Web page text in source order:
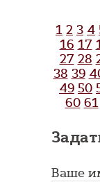
1 2 3 4
16 17
27 28
38 39
49 50
60 61
Ваше